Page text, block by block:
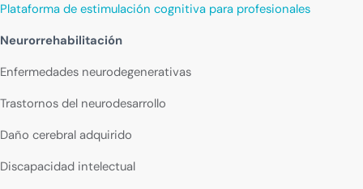
Plataforma de estimulación cognitiva para profesionales
Neurorrehabilitación
Enfermedades neurodegenerativas
Trastornos del neurodesarrollo
Daño cerebral adquirido
Discapacidad intelectual